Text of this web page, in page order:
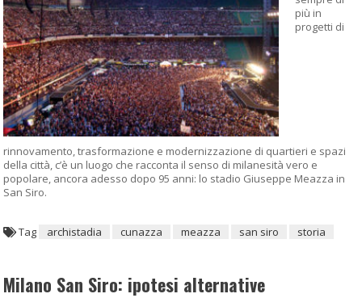
più in
progetti di
rinnovamento, trasformazione e modernizzazione di quartieri e spazi
della città, c’è un luogo che racconta il senso di milanesità vero e
popolare, ancora adesso dopo 95 anni: lo stadio Giuseppe Meazza in
San Siro.
Tag archistadia cunazza meazza san siro storia
Milano San Siro: ipotesi alternative